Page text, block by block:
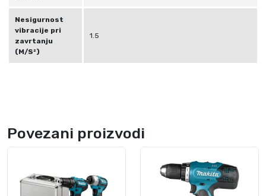
Nesigurnost
vibracije pri
zavrtanju
(M/S²)
1.5
Povezani proizvodi